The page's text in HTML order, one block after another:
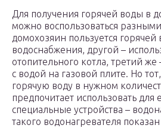
Для получения горячей воды в
можно воспользоваться
домохозяин пользуется
водоснабжения, другой –
отопительного котла, третий же
с водой на газовой плите. Но
горячую воду в нужном
предпочитает использовать для
специальные устройства –
такого водонагревателя